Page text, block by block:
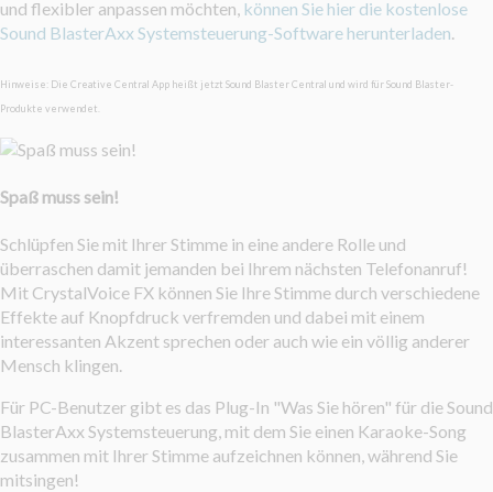
und flexibler anpassen möchten, können Sie hier die kostenlose
Sound BlasterAxx Systemsteuerung-Software herunterladen
Hinweise: Die Creative Central App heißt jetzt Sound Blaster Central und wird für Sound Blaster-
Produkte verwendet.
Spaß muss sein!
Schlüpfen Sie mit Ihrer Stimme in eine andere Rolle und
überraschen damit jemanden bei Ihrem nächsten Telefonanruf!
Mit CrystalVoice FX können Sie Ihre Stimme durch verschiedene
Effekte auf Knopfdruck verfremden und dabei mit einem
interessanten Akzent sprechen oder auch wie ein völlig anderer
Mensch klingen.
Für PC-Benutzer gibt es das Plug-In "Was Sie hören" für die Sound
BlasterAxx Systemsteuerung, mit dem Sie einen Karaoke-Song
zusammen mit Ihrer Stimme aufzeichnen können, während Sie
mitsingen!